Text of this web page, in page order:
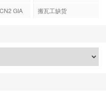
GIA 搬瓦工缺货